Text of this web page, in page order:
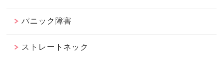
パニック障害
ストレートネック